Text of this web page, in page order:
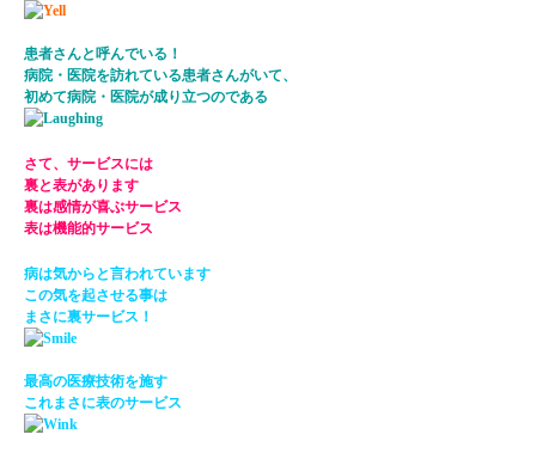
患者さんと呼んでいる！
病院・医院を訪れている患者さんがいて、
初めて病院・医院が成り立つのである
さて、サービスには
裏と表があります
裏は感情が喜ぶサービス
表は機能的サービス
病は気からと言われています
この気を起させる事は
まさに裏サービス！
最高の医療技術を施す
これまさに表のサービス